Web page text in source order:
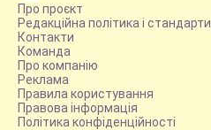
Про проєкт
Редакційна політика і стандарти
Контакти
Команда
Про компанію
Реклама
Правила користування
Правова інформація
Політика конфіденційності